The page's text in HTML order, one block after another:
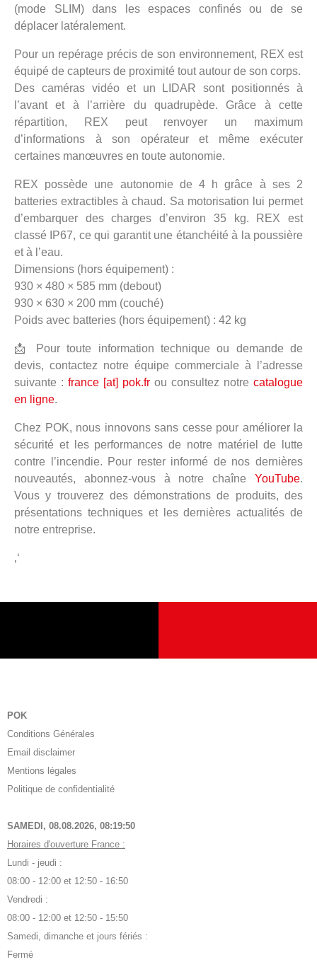
(mode SLIM) dans les espaces confinés ou de se
déplacer latéralement.
Pour un repérage précis de son environnement, REX est
équipé de capteurs de proximité tout autour de son corps.
Des caméras vidéo et un LIDAR sont positionnés à
l’avant et à l’arrière du quadrupède. Grâce à cette
répartition, REX peut renvoyer un maximum
d’informations à son opérateur et même exécuter
certaines manœuvres en toute autonomie.
REX possède une autonomie de 4 h grâce à ses 2
batteries extractibles à chaud. Sa motorisation lui permet
d’embarquer des charges d’environ 35 kg. REX est
classé IP67, ce qui garantit une étanchéité à la poussière
et à l’eau.
Dimensions (hors équipement) :
930 × 480 × 585 mm (debout)
930 × 630 × 200 mm (couché)
Poids avec batteries (hors équipement) : 42 kg
📩 Pour toute information technique ou demande de
devis, contactez notre équipe commerciale à l’adresse
suivante : france [at] pok.fr ou consultez notre catalogue
en ligne.
Chez POK, nous innovons sans cesse pour améliorer la
sécurité et les performances de notre matériel de lutte
contre l’incendie. Pour rester informé de nos dernières
nouveautés, abonnez-vous à notre chaîne YouTube.
Vous y trouverez des démonstrations de produits, des
présentations techniques et les dernières actualités de
notre entreprise.
‚‘
POK
Conditions Générales
Email disclaimer
Mentions légales
Politique de confidentialité
SAMEDI, 08.08.2026, 08:19:50
Horaires d'ouverture France :
Lundi - jeudi :
08:00 - 12:00 et 12:50 - 16:50
Vendredi :
08:00 - 12:00 et 12:50 - 15:50
Samedi, dimanche et jours fériés :
Fermé